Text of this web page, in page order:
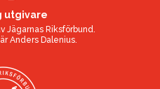
utgivare
Jägarnas Riksförbund.
Anders Dalenius.